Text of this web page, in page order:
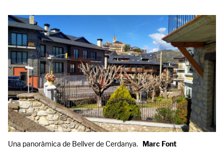
Una panoràmica de Bellver de Cerdanya. Marc Font